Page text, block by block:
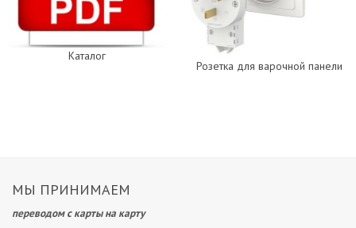
Каталог
Розетка для варочной панели
МЫ ПРИНИМАЕМ
переводом с карты на карту